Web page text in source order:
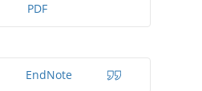
PDF
EndNote